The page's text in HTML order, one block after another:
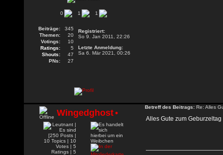
0 1 1
Beiträge:
345
Themen:
20
Votings:
10
Ratings:
5
Shouts:
47
PNs:
27
Registriert:
So 9. Jan 2011, 22:26
Letzte Anmeldung:
Sa 6. Mär 2021, 00:26
Wingedghost•
Betreff des Beitrags: Re: Alles
Alles Gute zum Geburzeltag